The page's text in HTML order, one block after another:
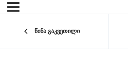
წინა გაკვეთილი